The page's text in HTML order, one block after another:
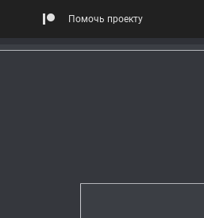
Помочь проекту